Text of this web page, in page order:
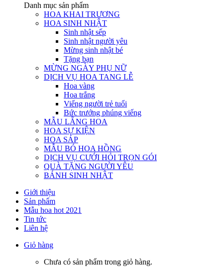
Danh mục sản phẩm
HOA KHAI TRƯƠNG
HOA SINH NHẬT
Sinh nhật sếp
Sinh nhật người yêu
Mừng sinh nhật bé
Tặng bạn
MỪNG NGÀY PHỤ NỮ
DỊCH VỤ HOA TANG LỄ
Hoa vàng
Hoa trắng
Viếng người trẻ tuổi
Bức trướng phúng viếng
MẪU LẴNG HOA
HOA SỰ KIỆN
HOA SÁP
MẪU BÓ HOA HỒNG
DỊCH VỤ CƯỚI HỎI TRỌN GÓI
QUÀ TẶNG NGƯỜI YÊU
BÁNH SINH NHẬT
Giới thiệu
Sản phẩm
Mẫu hoa hot 2021
Tin tức
Liên hệ
Giỏ hàng
Chưa có sản phẩm trong giỏ hàng.